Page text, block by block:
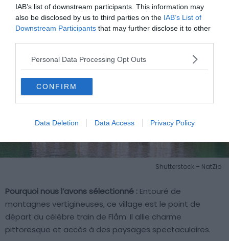
IAB’s list of downstream participants. This information may
also be disclosed by us to third parties on the IAB’s List of
Downstream Participants that may further disclose it to other
Personal Data Processing Opt Outs
CONFIRM
Data Deletion Data Access Privacy Policy
Shutterstock – NatZio
Pourquoi nous l’avons sélectionné : Entouré de
montagnes vertigineuses, ce village est le point de
départ du célèbre train de Flåm. Il allie charme
pittoresque et accès à des paysages spectaculaires.